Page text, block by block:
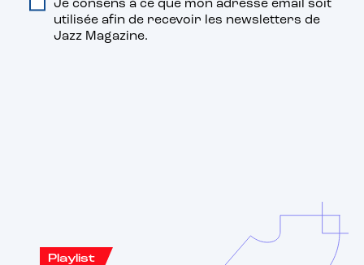
Je consens à ce que mon adresse email soit
utilisée afin de recevoir les newsletters de
Jazz Magazine.
Playlist